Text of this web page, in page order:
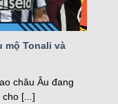
kqbd
vượt trội, đáp
và cược thủ.
mộ Tonali và
châu Âu đang
cho [...]